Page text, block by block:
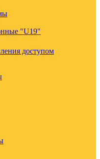
"U19"
доступом